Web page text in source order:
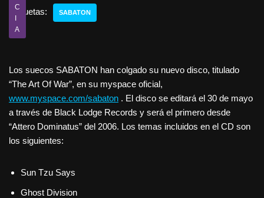
C
I
A
Etiquetas: SABATON
Los suecos SABATON han colgado su nuevo disco, titulado
“The Art Of War”, en su myspace oficial,
www.myspace.com/sabaton . El disco se editará el 30 de mayo
a través de Black Lodge Records y será el primero desde
“Attero Dominatus” del 2006. Los temas incluidos en el CD son
los siguientes:
Sun Tzu Says
Ghost Division